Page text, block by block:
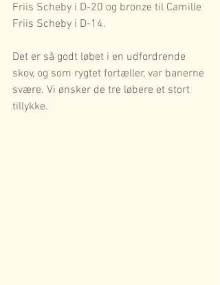
Friis Scheby i D-20 og bronze til Camille
Friis Scheby i D-14.
Det er så godt løbet i en udfordrende
skov, og som rygtet fortæller, var banerne
svære. Vi ønsker de tre løbere et stort
tillykke.